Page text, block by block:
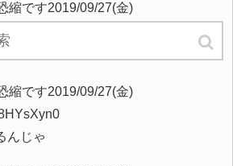
縮です2019/09/27(金)
縮です2019/09/27(金)
んじゃ